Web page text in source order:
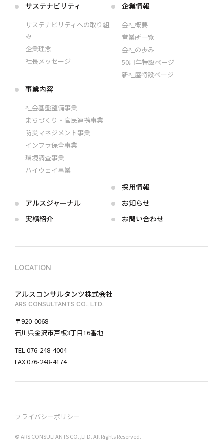
サステナビリティ
サステナビリティへの取り組
み
企業理念
社長メッセージ
企業情報
会社概要
営業所一覧
会社の歩み
50周年特設ページ
新社屋特設ページ
事業内容
社会基盤整備事業
まちづくり・官民連携事業
防災マネジメント事業
インフラ保全事業
環境調査事業
ハイウェイ事業
アルスジャーナル
実績紹介
採用情報
お知らせ
お問い合わせ
LOCATION
アルスコンサルタンツ株式会社
ARS CONSULTANTS CO., LTD.
〒920-0068
石川県金沢市戸板3丁目16番地
TEL 076-248-4004
FAX 076-248-4174
プライバシーポリシー
©︎ ARS CONSULTANTS CO.,LTD. All Rights Reserved.